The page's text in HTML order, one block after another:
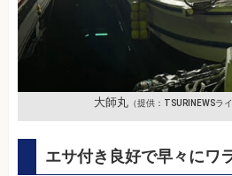
大師丸（提供：TSURINEWSラ
エサ付き良好で早々にワ